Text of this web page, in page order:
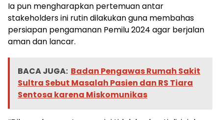
Ia pun mengharapkan pertemuan antar
stakeholders ini rutin dilakukan guna membahas
persiapan pengamanan Pemilu 2024 agar berjalan
aman dan lancar.
BACA JUGA: Badan Pengawas Rumah Sakit
Sultra Sebut Masalah Pasien dan RS Tiara
Sentosa karena Miskomunikas